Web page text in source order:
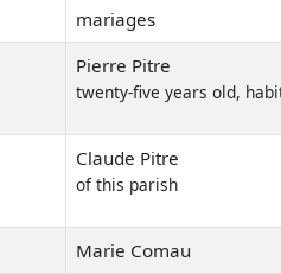
mariages
Pierre Pitre
twenty-five years old,
Claude Pitre
of this parish
Marie Comau